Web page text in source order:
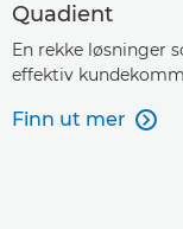
Quadient
En rekke løsninger
effektiv
Finn ut mer 